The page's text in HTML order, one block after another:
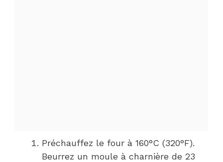
Préchauffez le four à 160°C (320°F).
Beurrez un moule à charnière de 23